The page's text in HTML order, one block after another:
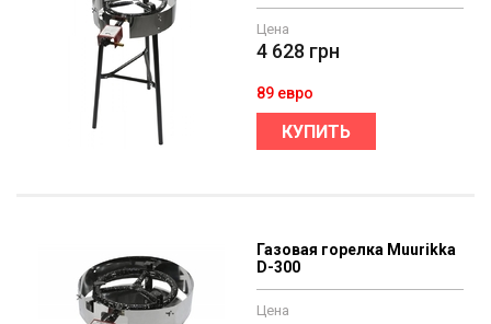
Цена
4 628 грн
89 евро
КУПИТЬ
Газовая горелка Muurikka
D-300
Цена